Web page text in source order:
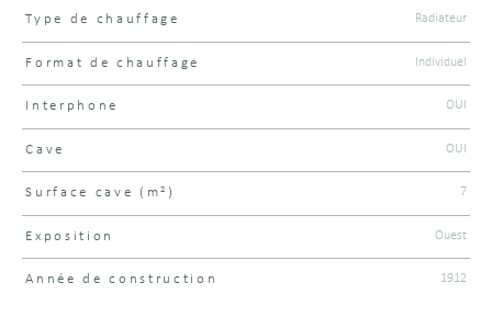
Type de chauffage Radiateur
Format de chauffage Individuel
Interphone OUI
Cave OUI
Surface cave (m²) 7
Exposition Ouest
Année de construction 1912